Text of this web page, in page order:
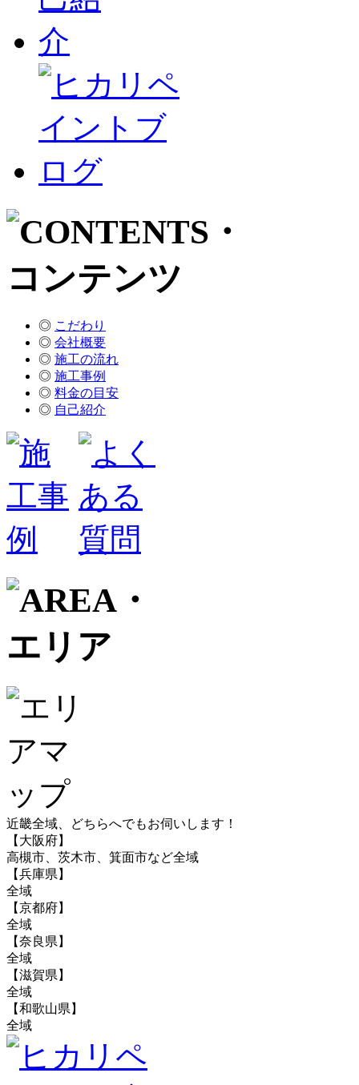
◎ こだわり
◎ 会社概要
◎ 施工の流れ
◎ 施工事例
◎ 料金の目安
◎ 自己紹介
近畿全域、どちらへでもお伺いします！
【大阪府】
高槻市、茨木市、箕面市など全域
【兵庫県】
全域
【京都府】
全域
【奈良県】
全域
【滋賀県】
全域
【和歌山県】
全域